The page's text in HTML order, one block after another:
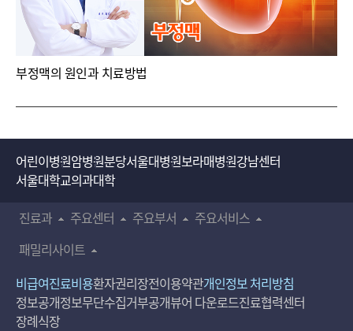
부정맥의 원인과 치료방법
어린이병원암병원분당서울대병원보라매병원강남센터
서울대학교의과대학
진료과
주요센터 주요부서
주요서비스
패밀리사이트
비급여진료비용환자권리장전이용약관개인정보 처리방침
정보공개정보무단수집거부공개뷰어 다운로드진료협력센터
장례식장